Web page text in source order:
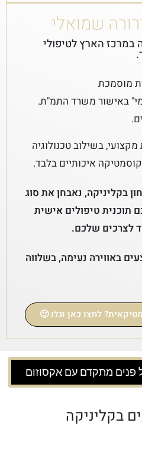
שמואלי
במרכז הארץ לטיפולי
מוסמכת
באישור משרד התמ"ת.
בשילוב טכנולוגיה
איכותיים בלבד.
בקליניקה, נאבחן את סוג
תוכנית טיפולים אישית
לצרכים שלכם.
באווירה נעימה, בשלווה
לחצו כאן וגלו 🙂
פנים מתקדם עם אקסוזום
בקליניקה